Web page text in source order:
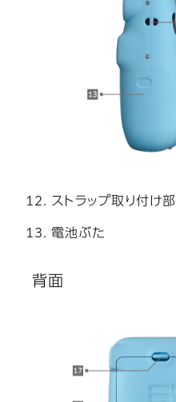
ストラップ取り付け部
電池ぶた
背面